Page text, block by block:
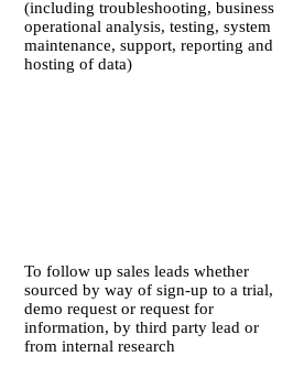
(including troubleshooting, business
operational analysis, testing, system
maintenance, support, reporting and
hosting of data)
To follow up sales leads whether
sourced by way of sign-up to a trial,
demo request or request for
information, by third party lead or
from internal research